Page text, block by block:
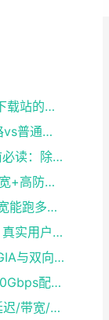
大带宽不限流量服务器：适合做视频/下载站的国外服务器网站推荐
跨境大带宽服务器选型：CN2 GIA线路vs普通国际线路，差距究竟有多大？
【新手避坑】租用美国大带宽服务器前必读：除了价格，这3个指标决定体验
美国大带宽服务器测评：免备案+大带宽+高防御，这些方案最香
美国大带宽服务器实测：100M独享带宽能跑多少？附测试IP验证方法
跨境电商选美国大带宽服务器哪家强？真实用户反馈与选型避坑指南
香港大带宽服务器多线路评测：CN2 GIA与双向BGP大陆访问实测对比
香港独享大带宽服务器评测：1Gbps/10Gbps配置性能与成本深度解析
西雅图vs洛杉矶大带宽服务器横评：延迟/带宽/成本全维度对比